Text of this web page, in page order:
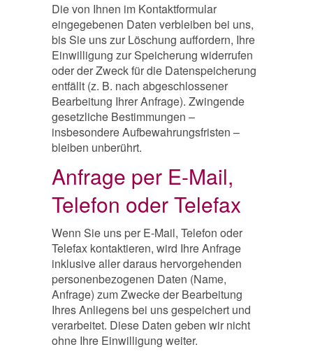
Die von Ihnen im Kontaktformular
eingegebenen Daten verbleiben bei uns,
bis Sie uns zur Löschung auffordern, Ihre
Einwilligung zur Speicherung widerrufen
oder der Zweck für die Datenspeicherung
entfällt (z. B. nach abgeschlossener
Bearbeitung Ihrer Anfrage). Zwingende
gesetzliche Bestimmungen –
insbesondere Aufbewahrungsfristen –
bleiben unberührt.
Anfrage per E-Mail,
Telefon oder Telefax
Wenn Sie uns per E-Mail, Telefon oder
Telefax kontaktieren, wird Ihre Anfrage
inklusive aller daraus hervorgehenden
personenbezogenen Daten (Name,
Anfrage) zum Zwecke der Bearbeitung
Ihres Anliegens bei uns gespeichert und
verarbeitet. Diese Daten geben wir nicht
ohne Ihre Einwilligung weiter.